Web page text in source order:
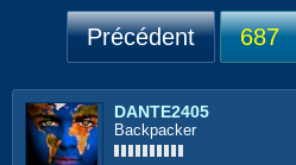
Précédent 687
DANTE2405
Backpacker